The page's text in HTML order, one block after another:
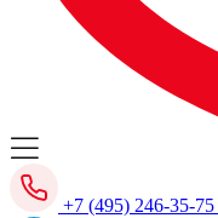
+7 (495) 246-35-75